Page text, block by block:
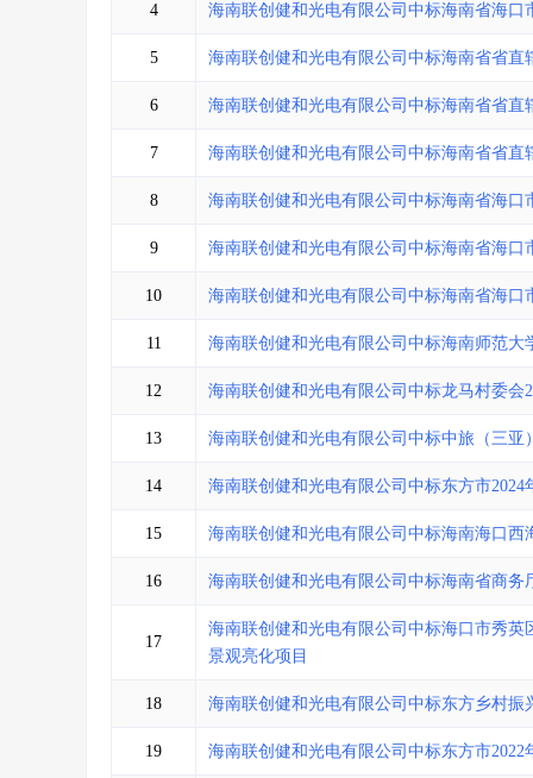
4 海南联创健和光电有限公司中标海南省海口
5 海南联创健和光电有限公司中标海南省省
6 海南联创健和光电有限公司中标海南省省直
7 海南联创健和光电有限公司中标海南省省
8 海南联创健和光电有限公司中标海南省海口
9 海南联创健和光电有限公司中标海南省海口
10 海南联创健和光电有限公司中标海南省海口
11 海南联创健和光电有限公司中标海南师范
12 海南联创健和光电有限公司中标龙马村委会
13 海南联创健和光电有限公司中标中旅（三
14 海南联创健和光电有限公司中标东方市
15 海南联创健和光电有限公司中标海南海口
16 海南联创健和光电有限公司中标海南省商务
17
海南联创健和光电有限公司中标海口市秀
景观亮化项目
18 海南联创健和光电有限公司中标东方乡村
19 海南联创健和光电有限公司中标东方市